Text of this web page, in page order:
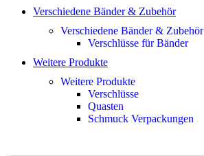
Verschiedene Bänder & Zubehör
Verschiedene Bänder & Zubehör
Verschlüsse für Bänder
Weitere Produkte
Weitere Produkte
Verschlüsse
Quasten
Schmuck Verpackungen